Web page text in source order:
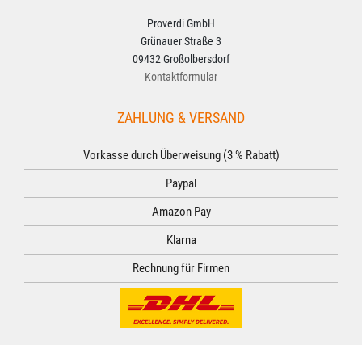
Proverdi GmbH
Grünauer Straße 3
09432 Großolbersdorf
Kontaktformular
ZAHLUNG & VERSAND
Vorkasse durch Überweisung (3 % Rabatt)
Paypal
Amazon Pay
Klarna
Rechnung für Firmen